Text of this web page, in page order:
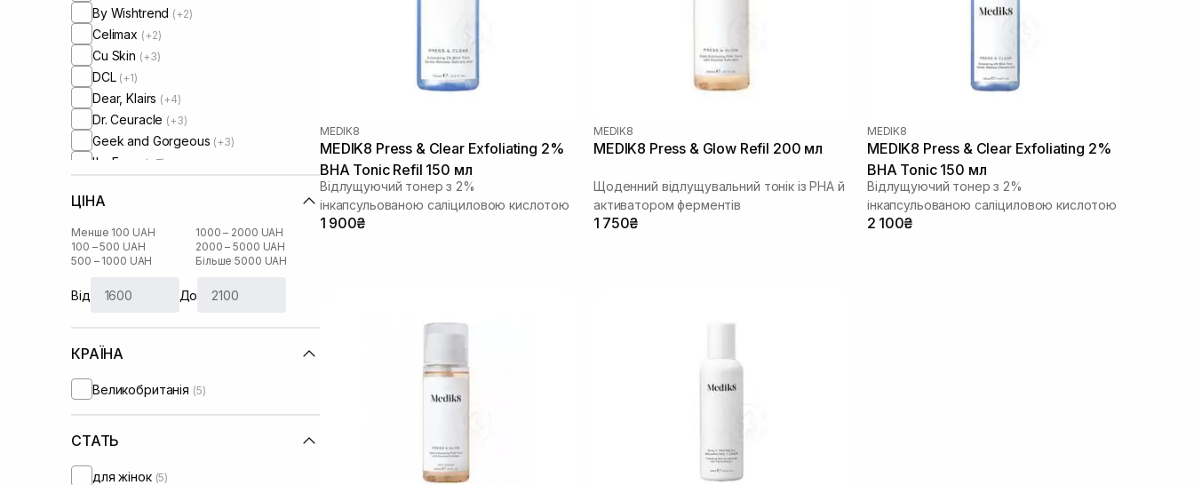
By Wishtrend (+2)
Celimax (+2)
Cu Skin (+3)
DCL (+1)
Dear, Klairs (+4)
Dr. Ceuracle (+3)
Geek and Gorgeous (+3)
I'm From (+7)
Manyo Factory
Medicube(+1)
Medik8
Needly(+2)
Question and Answer(+1)
Rosy Drop
Round Lab
Transparent-Lab (+2)
ЦІНА
Менше 100 UAH
100 – 500 UAH
500 – 1000 UAH
1000 – 2000 UAH
2000 – 5000 UAH
Більше 5000 UAH
Від До
КРАЇНА
Великобританія (5)
СТАТЬ
для жінок (5)
MEDIK8
MEDIK8 Press & Clear Exfoliating 2%
BHA Tonic Refil 150 мл
Відлущуючий тонер з 2%
інкапсульованою саліциловою кислотою
1 900₴
MEDIK8
MEDIK8 Press & Glow Refil 200 мл
Щоденний відлущувальний тонік із РНА й
активатором ферментів
1 750₴
MEDIK8
MEDIK8 Press & Clear Exfoliating 2%
BHA Tonic 150 мл
Відлущуючий тонер з 2%
інкапсульованою саліциловою кислотою
2 100₴